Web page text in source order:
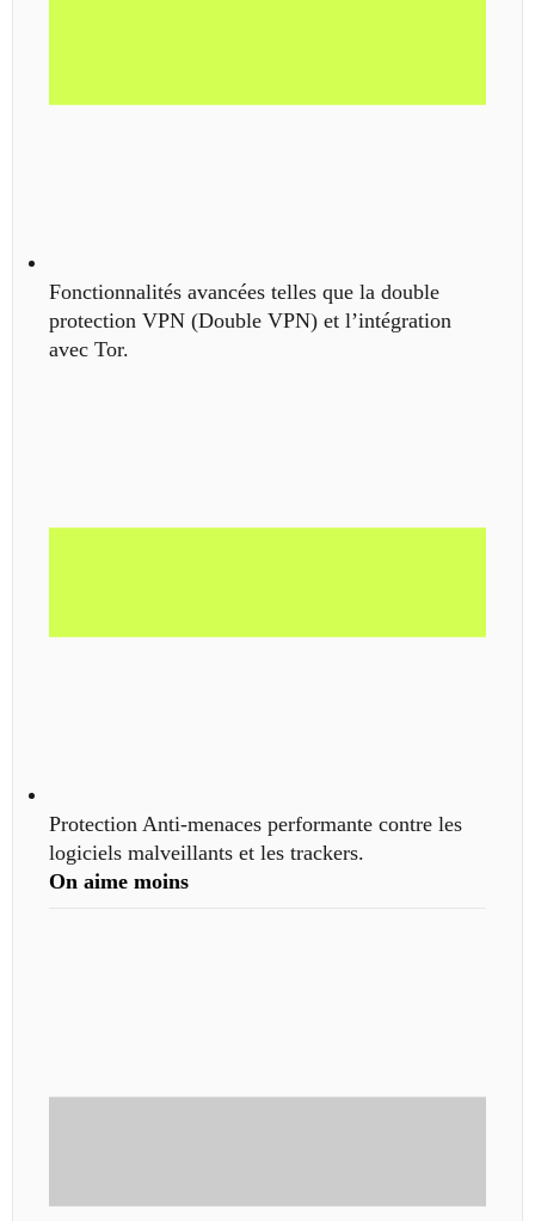
Fonctionnalités avancées telles que la double
protection VPN (Double VPN) et l’intégration
avec Tor.
Protection Anti-menaces performante contre les
logiciels malveillants et les trackers.
On aime moins